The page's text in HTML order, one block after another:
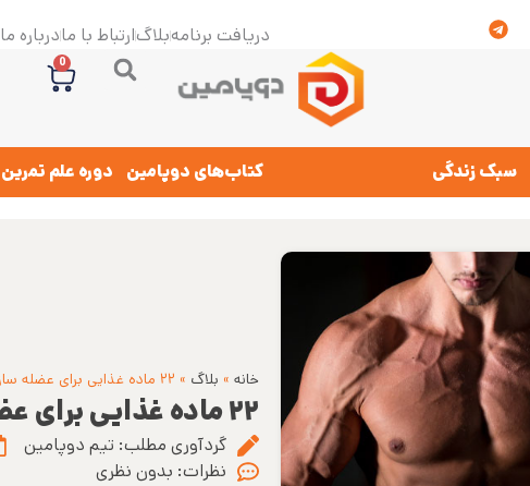
دریافت برنامهبلاگارتباط با مادرباره ما
0
سبک زندگی کتاب‌های دوپامین دوره علم تمرین
خانه» بلاگ » ۲۲ ماده غذایی برای عضله سازی
۲۲ ماده غذایی برای عضله سازی
گردآوری مطلب: تیم دوپامین
نظرات: بدون نظری